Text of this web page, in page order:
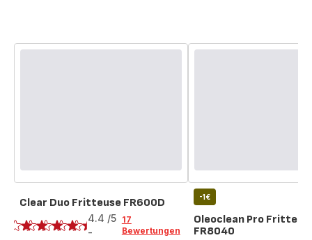
Clear Duo Fritteuse FR600D
Bewertung
4.4 /5
-
17
Bewertungen
-1€
Oleoclean Pro
FR8040
Bewertung